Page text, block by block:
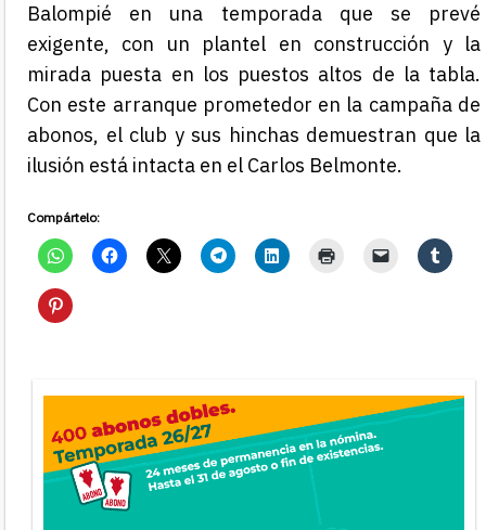
Balompié en una temporada que se prevé
exigente, con un plantel en construcción y la
mirada puesta en los puestos altos de la tabla.
Con este arranque prometedor en la campaña de
abonos, el club y sus hinchas demuestran que la
ilusión está intacta en el Carlos Belmonte.
Compártelo: